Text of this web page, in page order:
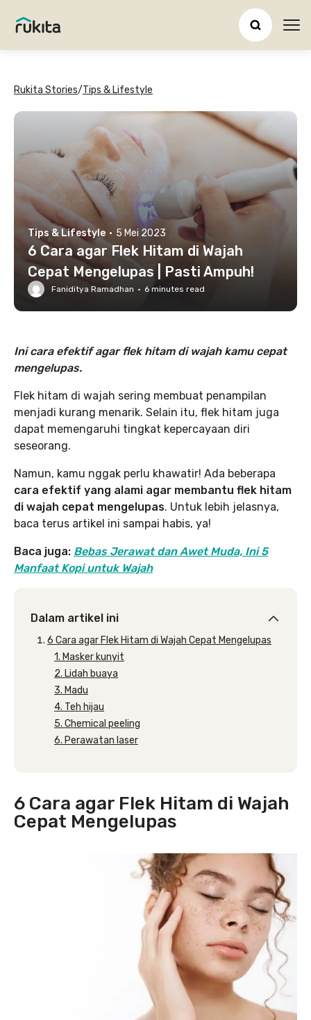
Rukita Stories/Tips & Lifestyle
Tips & Lifestyle · 5 Mei 2023
6 Cara agar Flek Hitam di Wajah
Cepat Mengelupas | Pasti Ampuh!
Faniditya Ramadhan · 6 minutes read
Ini cara efektif agar flek hitam di wajah kamu cepat
mengelupas.
Flek hitam di wajah sering membuat penampilan
menjadi kurang menarik. Selain itu, flek hitam juga
dapat memengaruhi tingkat kepercayaan diri
seseorang.
Namun, kamu nggak perlu khawatir! Ada beberapa
cara efektif yang alami agar membantu flek hitam
di wajah cepat mengelupas. Untuk lebih jelasnya,
baca terus artikel ini sampai habis, ya!
Baca juga: Bebas Jerawat dan Awet Muda, Ini 5
Manfaat Kopi untuk Wajah
Dalam artikel ini
6 Cara agar Flek Hitam di Wajah Cepat Mengelupas
1. Masker kunyit
2. Lidah buaya
3. Madu
4. Teh hijau
5. Chemical peeling
6. Perawatan laser
6 Cara agar Flek Hitam di Wajah
Cepat Mengelupas